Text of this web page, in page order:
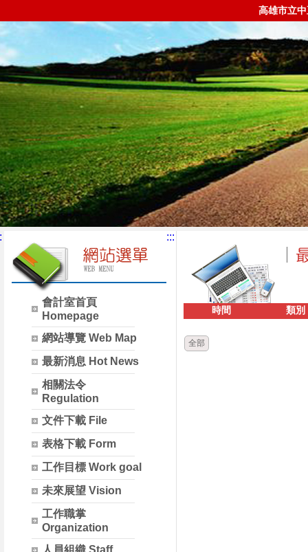
高雄市立
會計室首頁
Homepage
網站導覽 Web Map
最新消息 Hot News
相關法令
Regulation
文件下載 File
表格下載 Form
工作目標 Work goal
未來展望 Vision
工作職掌
Organization
人員組織 Staff
:::
時間 類別
全部